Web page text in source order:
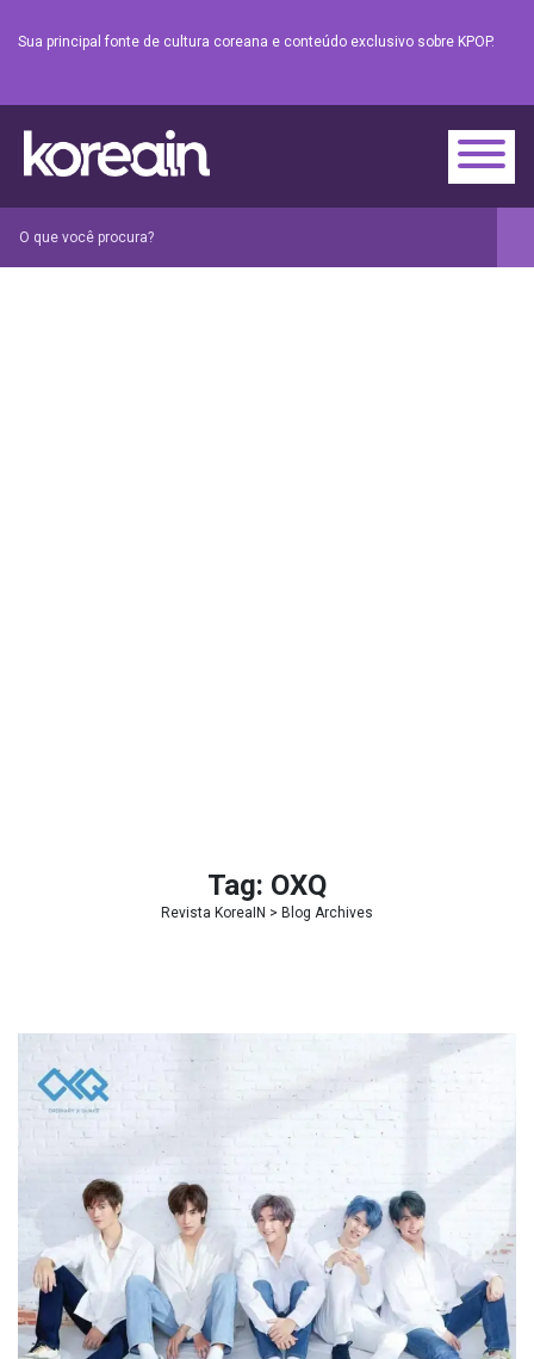
Sua principal fonte de cultura coreana e conteúdo exclusivo sobre KPOP.
Tag: OXQ
Revista KoreaIN > Blog Archives